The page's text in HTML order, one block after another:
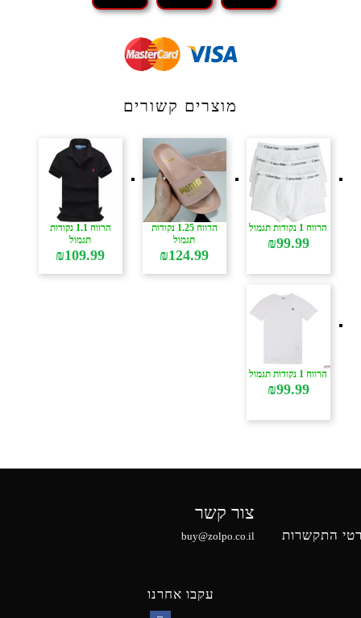
מוצרים קשורים
הרווח 1 נקודות תגמול
₪99.99
הרווח 1.25 נקודות
תגמול
₪124.99
הרווח 1.1 נקודות
תגמול
₪109.99
הרווח 1 נקודות תגמול
₪99.99
התקשרות
צור קשר
buy@zolpo.co.il
עקבו אחרנו